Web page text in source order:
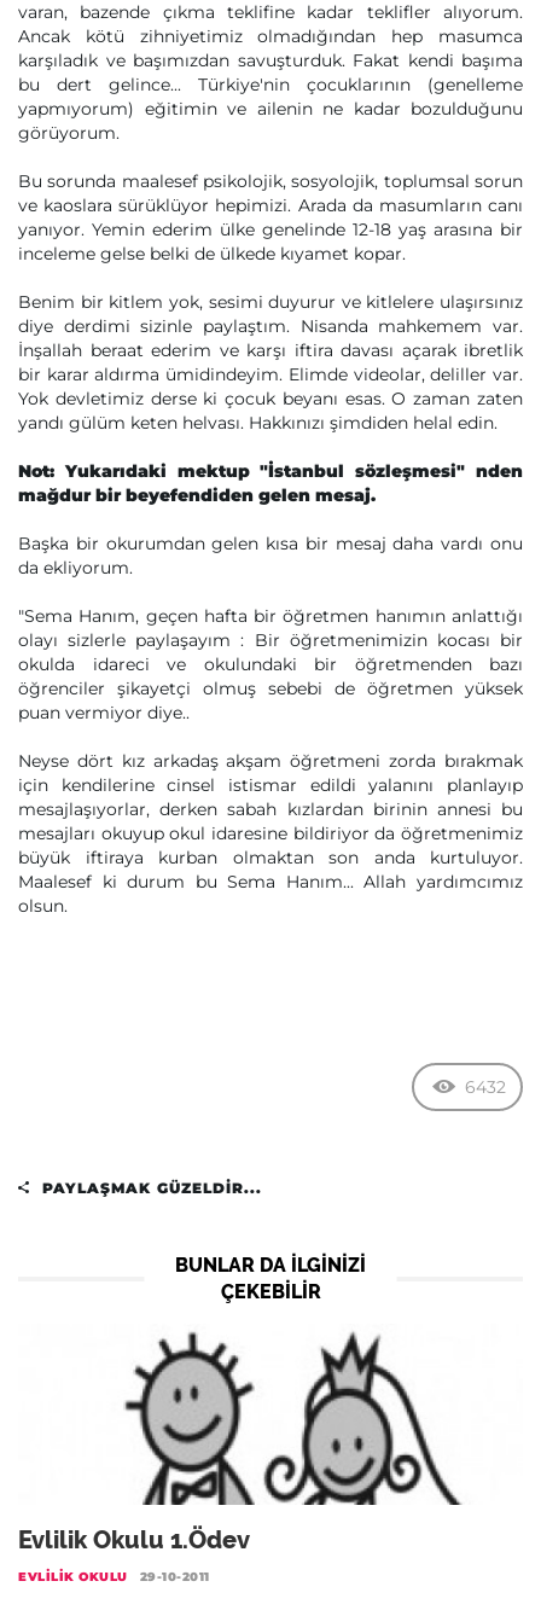
varan, bazende çıkma teklifine kadar teklifler alıyorum.
Ancak kötü zihniyetimiz olmadığından hep masumca
karşıladık ve başımızdan savuşturduk. Fakat kendi başıma
bu dert gelince... Türkiye'nin çocuklarının (genelleme
yapmıyorum) eğitimin ve ailenin ne kadar bozulduğunu
görüyorum.
Bu sorunda maalesef psikolojik, sosyolojik, toplumsal sorun
ve kaoslara sürüklüyor hepimizi. Arada da masumların canı
yanıyor. Yemin ederim ülke genelinde 12-18 yaş arasına bir
inceleme gelse belki de ülkede kıyamet kopar.
Benim bir kitlem yok, sesimi duyurur ve kitlelere ulaşırsınız
diye derdimi sizinle paylaştım. Nisanda mahkemem var.
İnşallah beraat ederim ve karşı iftira davası açarak ibretlik
bir karar aldırma ümidindeyim. Elimde videolar, deliller var.
Yok devletimiz derse ki çocuk beyanı esas. O zaman zaten
yandı gülüm keten helvası. Hakkınızı şimdiden helal edin.
Not: Yukarıdaki mektup "İstanbul sözleşmesi" nden
mağdur bir beyefendiden gelen mesaj.
Başka bir okurumdan gelen kısa bir mesaj daha vardı onu
da ekliyorum.
"Sema Hanım, geçen hafta bir öğretmen hanımın anlattığı
olayı sizlerle paylaşayım : Bir öğretmenimizin kocası bir
okulda idareci ve okulundaki bir öğretmenden bazı
öğrenciler şikayetçi olmuş sebebi de öğretmen yüksek
puan vermiyor diye..
Neyse dört kız arkadaş akşam öğretmeni zorda bırakmak
için kendilerine cinsel istismar edildi yalanını planlayıp
mesajlaşıyorlar, derken sabah kızlardan birinin annesi bu
mesajları okuyup okul idaresine bildiriyor da öğretmenimiz
büyük iftiraya kurban olmaktan son anda kurtuluyor.
Maalesef ki durum bu Sema Hanım... Allah yardımcımız
olsun.
6432
PAYLAŞMAK GÜZELDIR...
BUNLAR DA ILGINIZI
ÇEKEBILIR
Evlilik Okulu 1.Ödev
EVLILIK OKULU 29-10-2011